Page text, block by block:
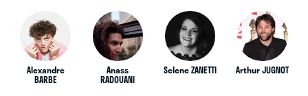
Alexandre
BARBE
Anass
RADOUANI
Selene ZANETTI Arthur JUGNOT